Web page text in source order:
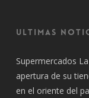
Ultimas
Supermercados
apertura de su
en el oriente del